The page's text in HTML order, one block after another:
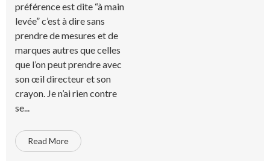
préférence est dite “à main
levée” c’est à dire sans
prendre de mesures et de
marques autres que celles
que l’on peut prendre avec
son œil directeur et son
crayon. Je n’ai rien contre
se...
Read More